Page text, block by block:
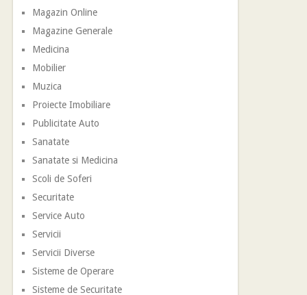
Magazin Online
Magazine Generale
Medicina
Mobilier
Muzica
Proiecte Imobiliare
Publicitate Auto
Sanatate
Sanatate si Medicina
Scoli de Soferi
Securitate
Service Auto
Servicii
Servicii Diverse
Sisteme de Operare
Sisteme de Securitate